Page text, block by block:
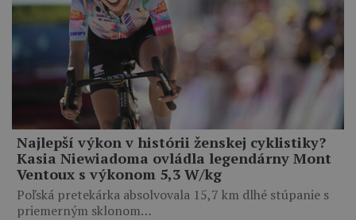
Najlepší výkon v histórii ženskej cyklistiky?
Kasia Niewiadoma ovládla legendárny Mont
Ventoux s výkonom 5,3 W/kg
Poľská pretekárka absolvovala 15,7 km dlhé stúpanie s
priemerným sklonom…